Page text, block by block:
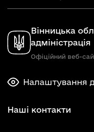
Вінницька
адміністрація
Офіційний веб-
Налаштування
Наші контакти